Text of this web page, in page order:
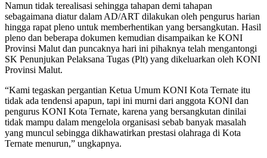
Namun tidak terealisasi sehingga tahapan demi tahapan
sebagaimana diatur dalam AD/ART dilakukan oleh pengurus harian
hingga rapat pleno untuk memberhentikan yang bersangkutan. Hasil
pleno dan beberapa dokumen kemudian disampaikan ke KONI
Provinsi Malut dan puncaknya hari ini pihaknya telah mengantongi
SK Penunjukan Pelaksana Tugas (Plt) yang dikeluarkan oleh KONI
Provinsi Malut.
“Kami tegaskan pergantian Ketua Umum KONI Kota Ternate itu
tidak ada tendensi apapun, tapi ini murni dari anggota KONI dan
pengurus KONI Kota Ternate, karena yang bersangkutan dinilai
tidak mampu dalam mengelola organisasi sebab banyak masalah
yang muncul sebingga dikhawatirkan prestasi olahraga di Kota
Ternate menurun,” ungkapnya.